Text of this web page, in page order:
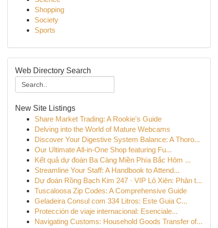
Shopping
Society
Sports
Web Directory Search
New Site Listings
Share Market Trading: A Rookie's Guide
Delving into the World of Mature Webcams
Discover Your Digestive System Balance: A Thoro...
Our Ultimate All-in-One Shop featuring Fu...
Kết quả dự đoán Ba Càng Miền Phía Bắc Hôm ...
Streamline Your Staff: A Handbook to Attend...
Dự đoán Rồng Bạch Kim 247 · VIP Lô Xiên: Phân t...
Tuscaloosa Zip Codes: A Comprehensive Guide
Geladeira Consul com 334 Litros: Este Guia C...
Protección de viaje internacional: Esenciale...
Navigating Customs: Household Goods Transfer of...